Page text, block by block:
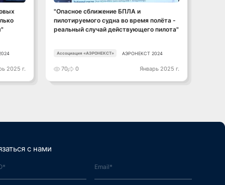
2025 г.
"Опасное сближение БПЛА и
пилотируемого судна во время полёта -
реальный случай действующего пилота"
Ассоциация «АЭРОНЕКСТ» АЭРОНЕКСТ 2024
70 0 Январь 2025 г.
с нами